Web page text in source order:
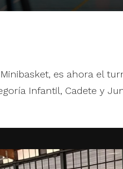
es ahora el
Infantil, Cadete y